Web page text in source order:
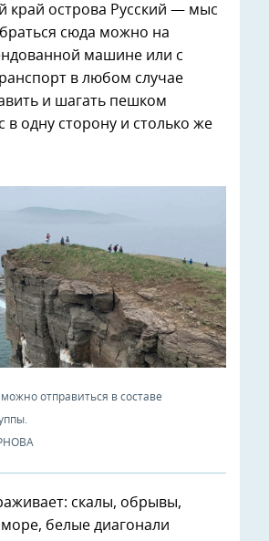
острова Русский — мыс
сюда можно на
машине или с
в любом случае
и шагать пешком
в одну сторону и столько же
отправиться в составе
скалы, обрывы,
белые диагонали